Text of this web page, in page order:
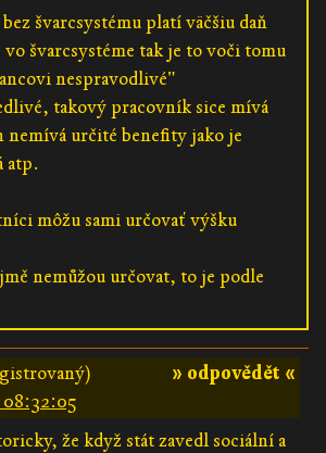
švarcsystému platí väčšiu daň
vo švarcsystéme tak je to voči tomu
nespravodlivé"
takový pracovník sice mívá
nemívá určité benefity jako je
atp.
môžu sami určovať výšku
nemůžou určovat, to je podle
» odpovědět «
08:32:05
že když stát zavedl sociální a